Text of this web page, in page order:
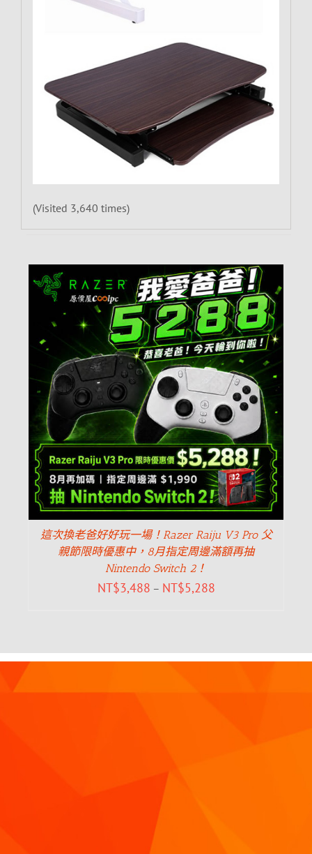
(Visited 3,640 times)
這次換老爸好好玩一場！Razer Raiju V3 Pro 父
親節限時優惠中，8月指定周邊滿額再抽
Nintendo Switch 2！
NT$3,488 – NT$5,288